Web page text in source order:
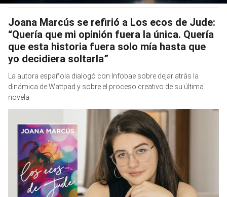
Joana Marcús se refirió a Los ecos de Jude:
“Quería que mi opinión fuera la única. Quería
que esta historia fuera solo mía hasta que
yo decidiera soltarla”
La autora española dialogó con Infobae sobre dejar atrás la
dinámica de Wattpad y sobre el proceso creativo de su última
novela